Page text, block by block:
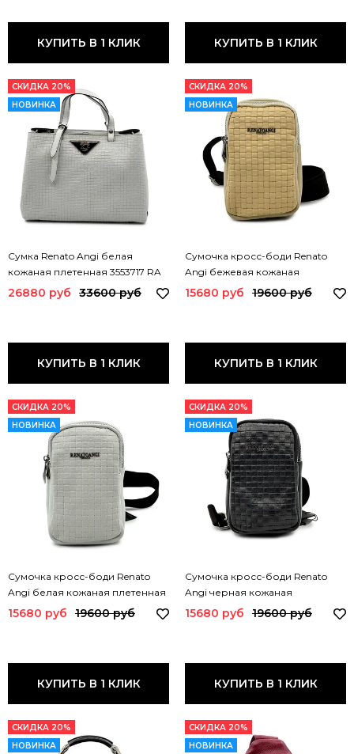
КУПИТЬ В 1 КЛИК КУПИТЬ В 1 КЛИК
СКИДКА 20%
НОВИНКА
Сумка Renato Angi белая
кожаная плетенная 3553717 RA
BIANCO
26880 руб 33600 руб
КУПИТЬ В 1 КЛИК
СКИДКА 20%
НОВИНКА
Сумочка кросс-боди Renato
Angi бежевая кожаная
плетенная 3454117 RA BEIGE
15680 руб 19600 руб
КУПИТЬ В 1 КЛИК
СКИДКА 20%
НОВИНКА
Сумочка кросс-боди Renato
Angi белая кожаная плетенная
3454117 RA BIANCO
15680 руб 19600 руб
КУПИТЬ В 1 КЛИК
СКИДКА 20%
НОВИНКА
Сумочка кросс-боди Renato
Angi черная кожаная
плетенная 3454117 RA NERO
15680 руб 19600 руб
КУПИТЬ В 1 КЛИК
СКИДКА 20%
НОВИНКА
СКИДКА 20%
НОВИНКА